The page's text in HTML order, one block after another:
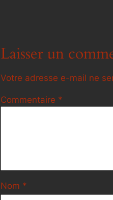
Laisser un
Votre adresse e-mail ne
Commentaire *
Nom *